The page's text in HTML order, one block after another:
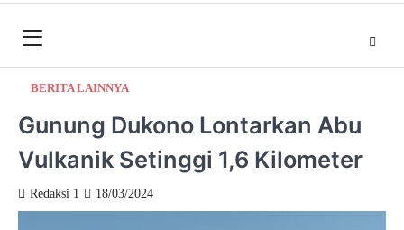
BERITA LAINNYA
Gunung Dukono Lontarkan Abu
Vulkanik Setinggi 1,6 Kilometer
Redaksi 1 18/03/2024